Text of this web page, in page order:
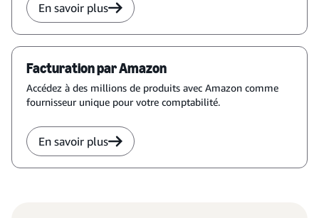
En savoir plus
Facturation par Amazon
Accédez à des millions de produits avec Amazon comme
fournisseur unique pour votre comptabilité.
En savoir plus